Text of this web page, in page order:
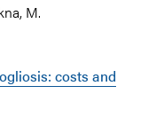
M.
costs and